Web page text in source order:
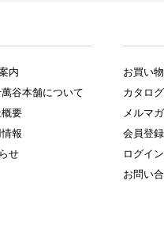
内
谷本舗について
要
報
せ
お買い
カタロ
メルマ
会員登録
ログイン
お問い